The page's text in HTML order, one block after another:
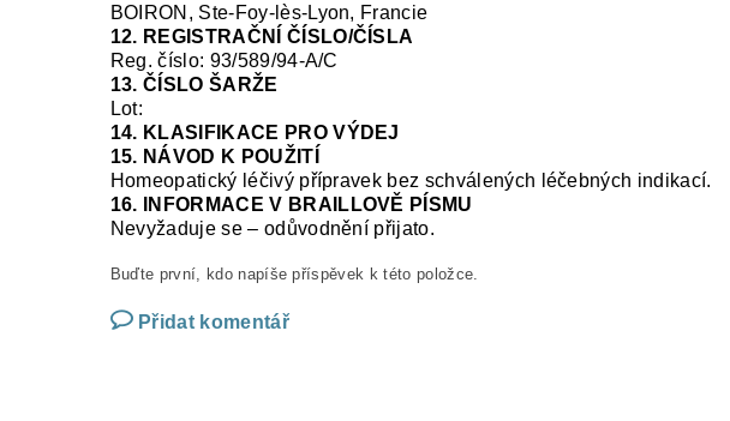
BOIRON, Ste-Foy-lès-Lyon, Francie
12. REGISTRAČNÍ ČÍSLO/ČÍSLA
Reg.číslo: 93/589/94-A/C
13. ČÍSLO ŠARŽE
Lot:
14. KLASIFIKACE PRO VÝDEJ
15. NÁVOD K POUŽITÍ
Homeopatický léčivý přípravek bez schválených léčebných indikací.
16. INFORMACE V BRAILLOVĚ PÍSMU
Nevyžaduje se – odůvodnění přijato.
Buďte první, kdo napíše příspěvek k této položce.
Přidat komentář